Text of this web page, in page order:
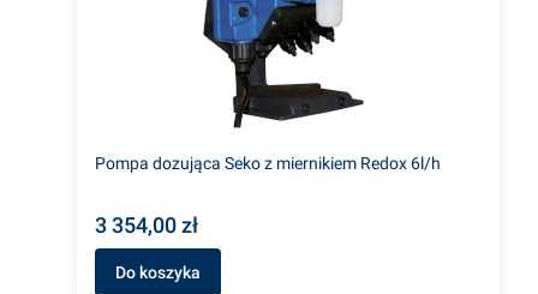
Pompa dozująca Seko z miernikiem Redox 6l/h
3 354,00 zł
Do koszyka